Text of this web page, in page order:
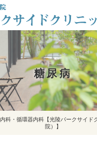
糖尿病
科・循環器内科【光陵パークサイド
院）】